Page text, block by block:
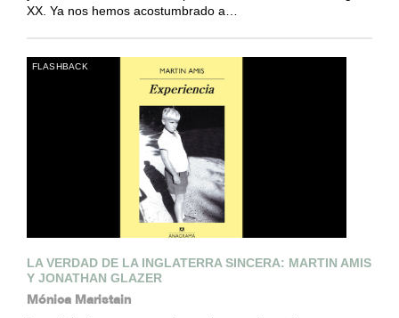
XX. Ya nos hemos acostumbrado a…
FLASHBACK
LA VERDAD DE LA INGLATERRA SINCERA: MARTIN AMIS
Y JONATHAN GLAZER
Mónica Maristain